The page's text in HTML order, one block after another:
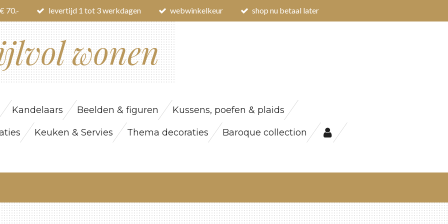
70.- levertijd 1 tot 3 werkdagen webwinkelkeur shop nu betaal later
wonen
Kandelaars Beelden & figuren Kussens, poefen & plaids
Keuken & Servies Thema decoraties Baroque collection